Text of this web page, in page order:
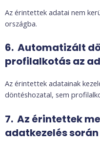
Az érintettek adatai nem
országba.
6. Automatizált
profilalkotás az
Az érintettek adatainak
döntéshozatal, sem
7. Az érintettek
adatkezelés során